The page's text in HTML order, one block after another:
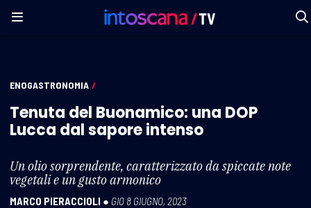
ENOGASTRONOMIA /
Tenuta del Buonamico: una DOP
Lucca dal sapore intenso
Un olio sorprendente, caratterizzato da spiccate note
vegetali e un gusto armonico
MARCO PIERACCIOLI ● GIO 8 GIUGNO, 2023